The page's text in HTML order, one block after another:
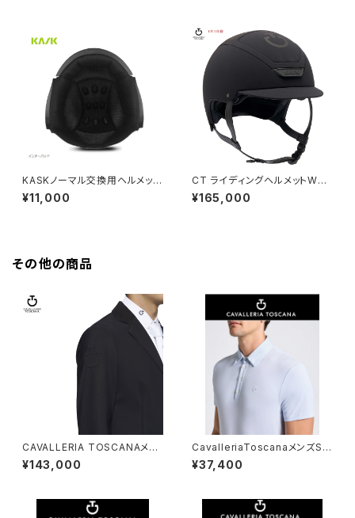
KASKノーマル交換用ヘルメット
インナーパッド
¥11,000
CT ライディングヘルメットWG1
1仕様 CAP001 ABS02
¥165,000
その他の商品
CAVALLERIA TOSCANAメン
ズジップジャケットGGU032JE1
15
¥143,000
CavalleriaToscanaメンズSS
トレーニングポロPOU394JE0
39
¥37,400